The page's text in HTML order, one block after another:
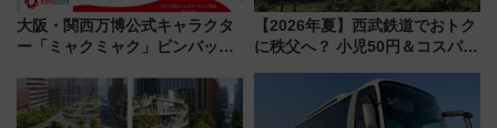
大阪・関西万博公式キャラクタ
ー「ミャクミャク」ピンバッジ
中旬発売
【2026年夏】西武鉄道でおトク
に秩父へ？ 小児50円＆コスパ最
族旅行！ 深夜の正丸トンネル探
検や特急ラビューも